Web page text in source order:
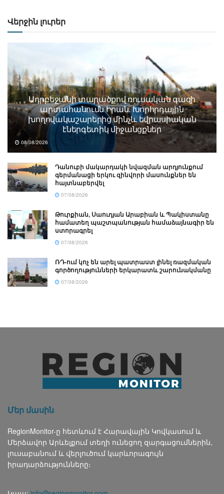
Վերջին լուրեր
Ադրբեջանի տարածքով ռուսական գազի
արտահանումն Իրան. Խորհրդային
խողովակաշարերից մինչև եվրասիական
էներգետիկ միջանցքներ
08/08/2026
Դանուբի մակարդակի նվազման արդյունքում
գերմանացի երկու զինվորի մասունքներ են
հայտնաբերվել
07/08/2026
Թուրքիան, Սաուդյան Արաբիան և Պակիստանը
համատեղ պաշտպանության համաձայնագիր են
ստորագրել
07/08/2026
ՌԴ-ում կոչ են արել պատրաստ լինել ռազմական
գործողությունների երկարատև շարունակմանը
07/08/2026
Մեր մասին
RegionMonitor-ը հետևում է Հարավային Կովկասում և
Մերձավոր Արևելքում տեղի ունեցող զարգացումներին,
լուսաբանում և վերլուծում կարևորագույն
իրադարձությունները։